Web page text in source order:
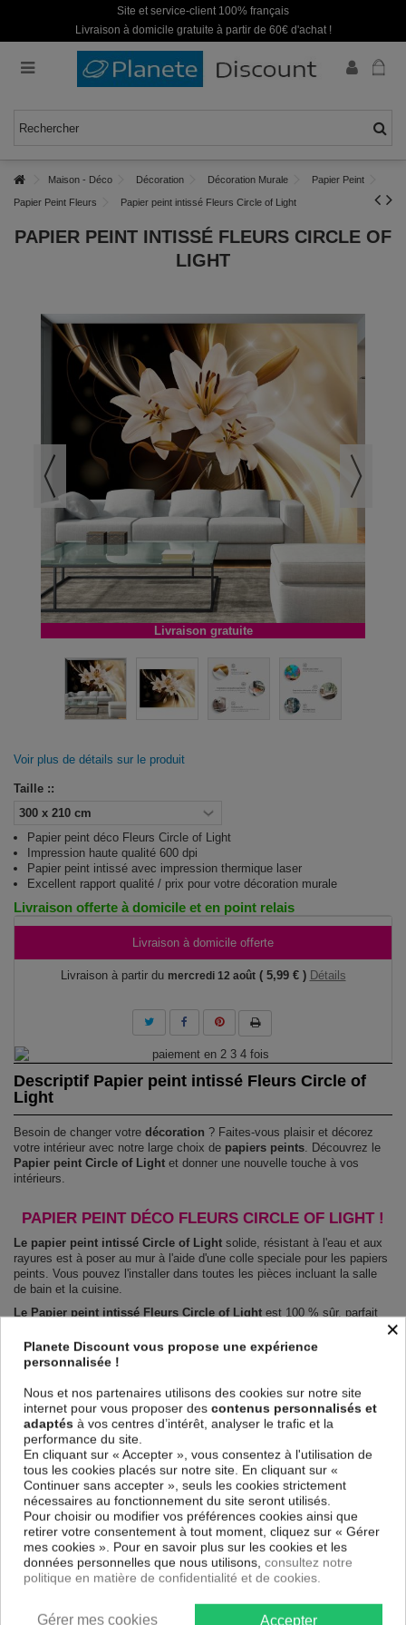
Site et service-client 100% français
Livraison à domicile gratuite à partir de 60€ d'achat !
Maison - Déco Décoration Décoration Murale Papier Peint
Papier Peint Fleurs Papier peint intissé Fleurs Circle of Light
PAPIER PEINT INTISSÉ FLEURS CIRCLE OF
LIGHT
Livraison gratuite
Voir plus de détails sur le produit
Taille ::
Papier peint déco Fleurs Circle of Light
Impression haute qualité 600 dpi
Papier peint intissé avec impression thermique laser
Excellent rapport qualité / prix pour votre décoration murale
Livraison offerte à domicile et en point relais
Livraison à domicile offerte
Livraison à partir du mercredi 12 août ( 5,99 € ) Détails
Descriptif Papier peint intissé Fleurs Circle of
Light
Besoin de changer votre décoration ? Faites-vous plaisir et décorez
votre intérieur avec notre large choix de papiers peints. Découvrez le
Papier peint Circle of Light et donner une nouvelle touche à vos
intérieurs.
PAPIER PEINT DÉCO FLEURS CIRCLE OF LIGHT !
Le papier peint intissé Circle of Light solide, résistant à l'eau et aux
rayures est à poser au mur à l'aide d'une colle speciale pour les papiers
peints. Vous pouvez l'installer dans toutes les pièces incluant la salle
de bain et la cuisine.
Le Papier peint intissé Fleurs Circle of Light est 100 % sûr, parfait
Impression haute qualité : impression numérique en résolution de
600dpi. Les couleurs sont vives et l’impression est résistante à l'eau et
Le papier peint dispose d'une surface demi terne, il couvre les
imperfections et laisse respirer le mur.
Notre large choix de papiers peints tendances et modernes constituent
un moyen simple et pas cher de donner une nouvelle touche à vos
intérieurs, il y en a pour tous les goût.
Emballage sécurisé pour la livraison
Avant d’être envoyé, le papier peint est enroulé et mis dans un gros
carton.
Montage facile : Chaque papier peint est partagé en lés de 50 cm.
Poids: 120 g/m2
Dimensions des panneaux Circle of Light :
100x70: 50x70 50x70
150x105: 50x105 50x105 50x105
250x175: 50x175 50x175 50x175 50x175 50x175
×
Planete Discount vous propose une expérience
personnalisée !
Nous et nos partenaires utilisons des cookies sur notre site
internet pour vous proposer des contenus personnalisés et
adaptés à vos centres d’intérêt, analyser le trafic et la
performance du site.
En cliquant sur « Accepter », vous consentez à l'utilisation de
tous les cookies placés sur notre site. En cliquant sur «
Continuer sans accepter », seuls les cookies strictement
nécessaires au fonctionnement du site seront utilisés.
Pour choisir ou modifier vos préférences cookies ainsi que
retirer votre consentement à tout moment, cliquez sur « Gérer
mes cookies ». Pour en savoir plus sur les cookies et les
données personnelles que nous utilisons, consultez notre
politique en matière de confidentialité et de cookies.
Accepter
Gérer mes cookies